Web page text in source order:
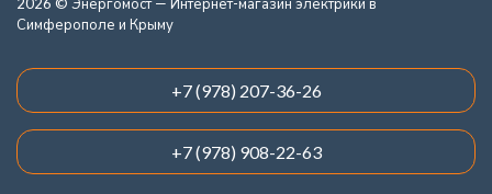
Симферополе и Крыму
+7 (978) 207-36-26
+7 (978) 908-22-63